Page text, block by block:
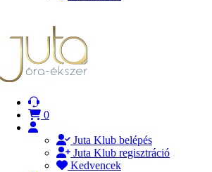
0
Juta Klub belépés
Juta Klub regisztráció
Kedvencek